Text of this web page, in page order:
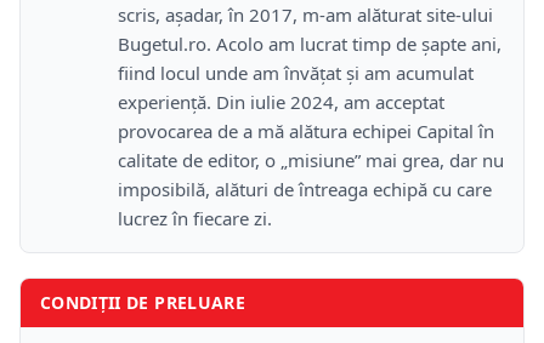
scris, așadar, în 2017, m-am alăturat site-ului
Bugetul.ro. Acolo am lucrat timp de șapte ani,
fiind locul unde am învățat și am acumulat
experiență. Din iulie 2024, am acceptat
provocarea de a mă alătura echipei Capital în
calitate de editor, o „misiune” mai grea, dar nu
imposibilă, alături de întreaga echipă cu care
lucrez în fiecare zi.
CONDIȚII DE PRELUARE